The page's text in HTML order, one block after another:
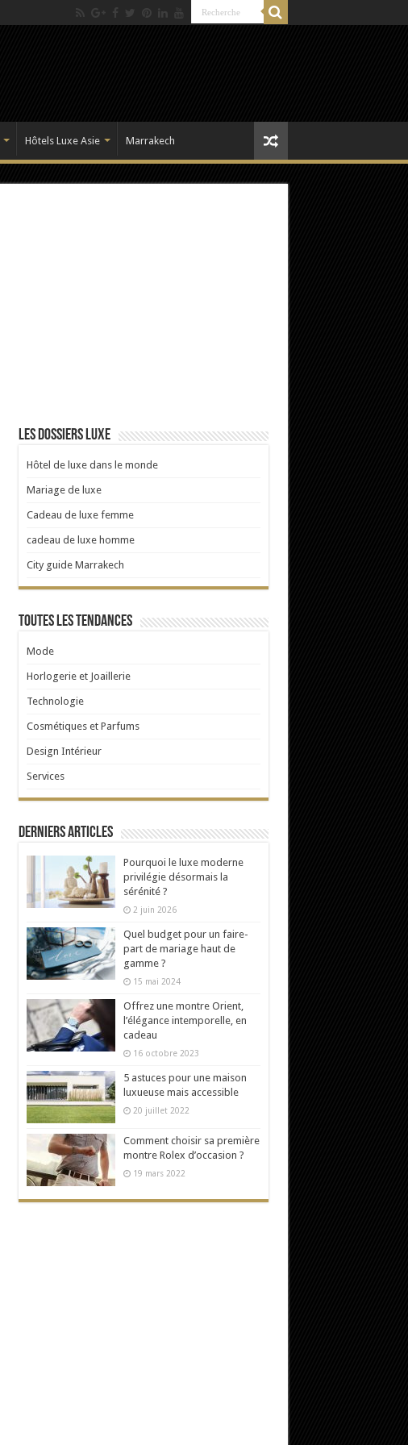
Hôtels Luxe Asie Marrakech
Les dossiers luxe
Hôtel de luxe dans le monde
Mariage de luxe
Cadeau de luxe femme
cadeau de luxe homme
City guide Marrakech
Toutes les tendances
Mode
Horlogerie et Joaillerie
Technologie
Cosmétiques et Parfums
Design Intérieur
Services
Derniers articles
Pourquoi le luxe moderne
privilégie désormais la
sérénité ?
2 juin 2026
Quel budget pour un faire-
part de mariage haut de
gamme ?
15 mai 2024
Offrez une montre Orient,
l’élégance intemporelle, en
cadeau
16 octobre 2023
5 astuces pour une maison
luxueuse mais accessible
20 juillet 2022
Comment choisir sa première
montre Rolex d’occasion ?
19 mars 2022